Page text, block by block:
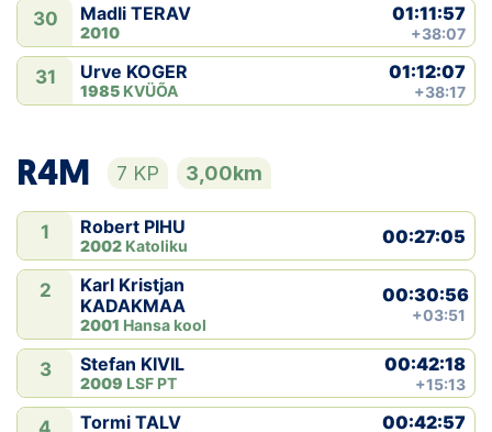
30 Madli TERAV
2010
01:11:57
+38:07
31 Urve KOGER
1985 KVÜÕA
01:12:07
+38:17
R4M 7 KP 3,00km
1 Robert PIHU
2002 Katoliku 00:27:05
2
Karl Kristjan
KADAKMAA
2001 Hansa kool
00:30:56
+03:51
3 Stefan KIVIL
2009 LSF PT
00:42:18
+15:13
4 Tormi TALV 00:42:57